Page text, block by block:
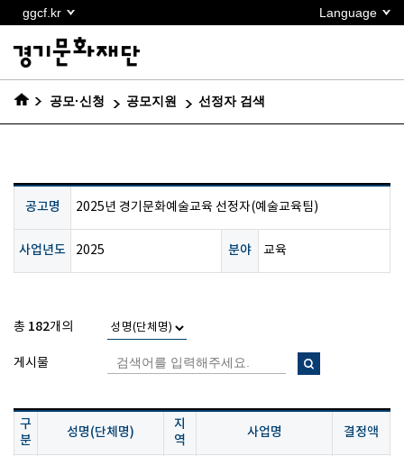
바로가기
ggcf.kr Language
공모·신청 공모지원 선정자 검색
공고명 2025년 경기문화예술교육 선정자(예술교육팀)
사업년도 2025 분야 교육
총 182개의
게시물
구
분
성명(단체명)
지
역
사업명 결정액